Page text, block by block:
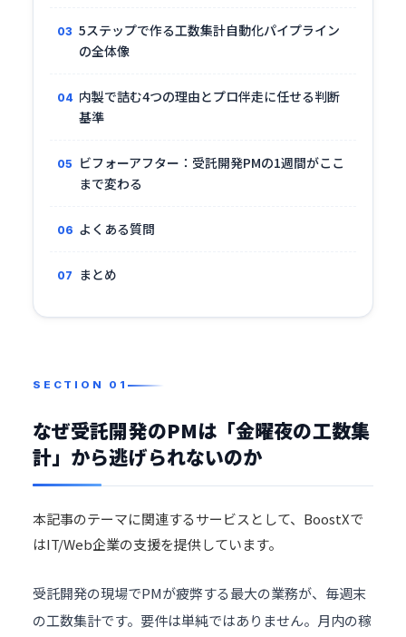
5ステップで作る工数集計自動化パイプライン
の全体像
内製で詰む4つの理由とプロ伴走に任せる判断
基準
ビフォーアフター：受託開発PMの1週間がここ
まで変わる
よくある質問
まとめ
なぜ受託開発のPMは「金曜夜の工数集
計」から逃げられないのか
本記事のテーマに関連するサービスとして、BoostXで
はIT/Web企業の支援を提供しています。
受託開発の現場でPMが疲弊する最大の業務が、毎週末
の工数集計です。要件は単純ではありません。月内の稼